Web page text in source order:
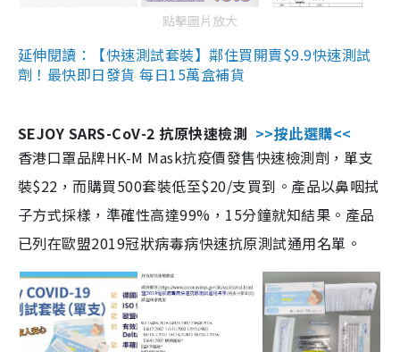
點擊圖片放大
延伸閱讀：【快速測試套裝】鄰住買開賣$9.9快速測試
劑！最快即日發貨 每日15萬盒補貨
SEJOY SARS-CoV-2 抗原快速檢測 >>按此選購<<
香港口罩品牌HK-M Mask抗疫價發售快速檢測劑，單支
裝$22，而購買500套裝低至$20/支買到。產品以鼻咽拭
子方式採樣，準確性高達99%，15分鐘就知結果。產品
已列在歐盟2019冠狀病毒病快速抗原測試通用名單。